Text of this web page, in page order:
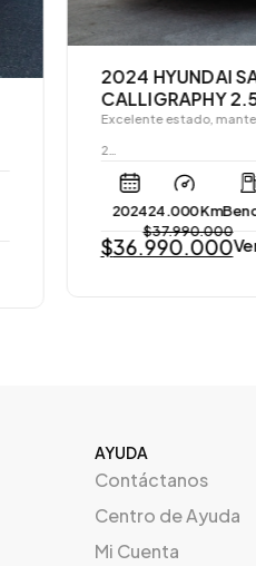
2024 HYUNDAI
CALLIGRAPHY
Excelente estado,
202424.000 Km
37.990.000
36.990.000Ver
AYUDA
Contáctanos
Centro de Ayuda
Mi Cuenta